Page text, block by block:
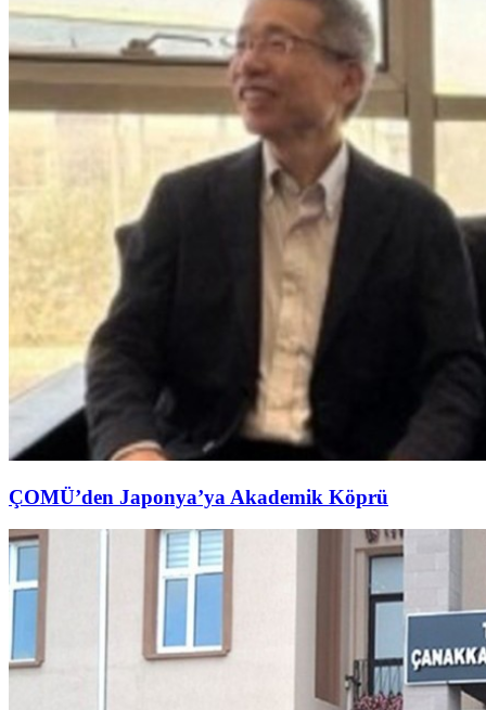
ÇOMÜ’den Japonya’ya Akademik Köprü